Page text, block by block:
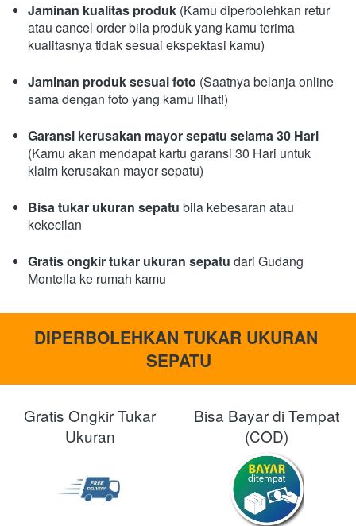
Jaminan kualitas produk (Kamu diperbolehkan retur
atau cancel order bila produk yang kamu terima
kualitasnya tidak sesuai ekspektasi kamu)
Jaminan produk sesuai foto (Saatnya belanja online
sama dengan foto yang kamu lihat!)
(Kamu akan mendapat kartu garansi 30 Hari untuk
klaim kerusakan mayor sepatu)
Bisa tukar ukuran sepatu bila kebesaran atau
kekecilan
Gratis ongkir tukar ukuran sepatu dari Gudang
Montella ke rumah kamu
DIPERBOLEHKAN TUKAR UKURAN
SEPATU
Gratis Ongkir Tukar
Ukuran
Bisa Bayar di Tempat
(COD)